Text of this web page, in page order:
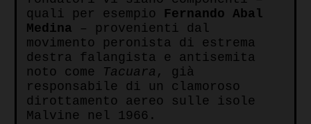
quali per esempio Fernando Abal
Medina – provenienti dal
movimento peronista di estrema
destra falangista e antisemita
noto come Tacuara , già
responsabile di un clamoroso
dirottamento aereo sulle isole
Malvine nel 1966.